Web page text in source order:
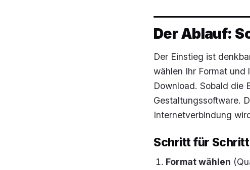
Der Ablauf:
Der Einstieg ist
wählen Ihr Format und
Download. Sobald die
Gestaltungssoftware.
Internetverbindung
Schritt für
Format wählen